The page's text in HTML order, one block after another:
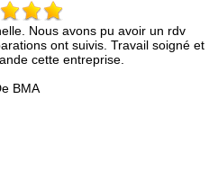
assurance d’un travail bien fait,
du chantier presque chirurgical
gentillesse !! Un contact
d’excellence sérieuse et